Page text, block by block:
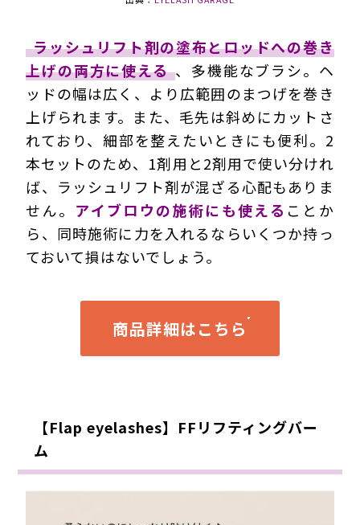
ラッシュリフト剤の塗布とロッドへの巻き
上げの両方に使える 、多機能なブラシ。ヘ
ッドの幅は広く、より広範囲のまつげを巻き
上げられます。また、毛先は斜めにカットさ
れており、細部を整えたいときにも便利。2
本セットのため、1剤用と2剤用で使い分けれ
ば、ラッシュリフト剤が混ざる心配もありま
せん。 アイブロウの施術にも使える ことか
ら、同時施術に力を入れるならいくつか持っ
ておいて損はないでしょう。
商品詳細はこちら
【Flap eyelashes】FFリフティングバー
ム